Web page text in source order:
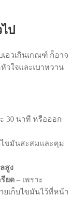
ป
อวเกินเกณฑ์ ก็อาจ
วใจและเบาหวาน
30 นาที หรือออก
ขมันสะสมและคุม
สูง
ยด – เพราะ
ยเก็บไขมันไว้ที่หน้า